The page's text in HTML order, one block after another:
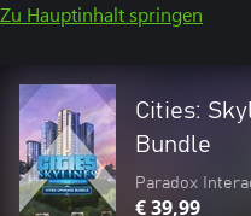
Zu Hauptinhalt springen
Cities:
Bundle
Paradox
€ 39,99